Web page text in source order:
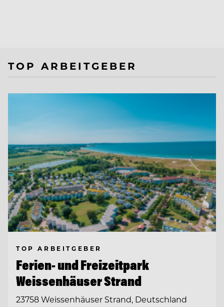
TOP ARBEITGEBER
TOP ARBEITGEBER
Ferien- und Freizeitpark
Weissenhäuser Strand
23758 Weissenhäuser Strand, Deutschland